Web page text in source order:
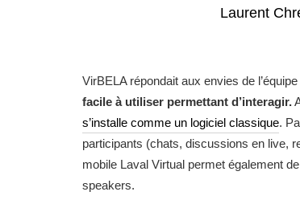
Laurent
VirBELA répondait aux envies de
facile à utiliser permettant d’interagir.
s’installe comme un logiciel classique.
participants (chats, discussions en live,
mobile Laval Virtual permet également
speakers.